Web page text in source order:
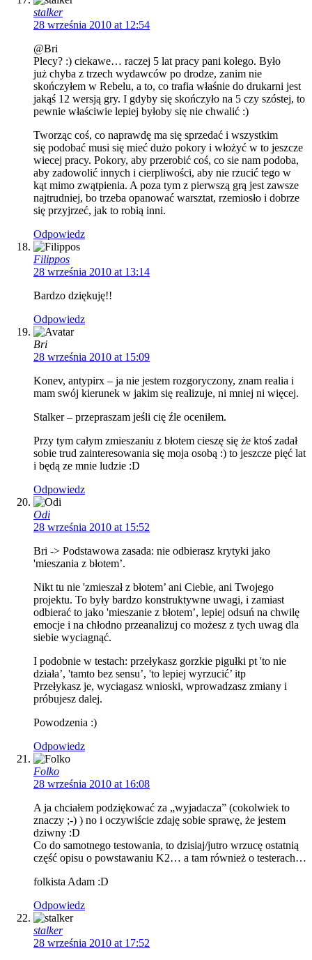
stalker
28 września 2010 at 12:54
@Bri
Plecy? :) ciekawe… raczej 5 lat pracy pani kolego. Było
już chyba z trzech wydawców po drodze, zanim nie
skończyłem w Rebelu, a to, co trafia właśnie do drukarni jest
jakąś 12 wersją gry. I gdyby się skończyło na 5 czy szóstej, to
pewnie właściwie lepiej byłoby się nie chwalić :)
Tworząc coś, co naprawdę ma się sprzedać i wszystkim
się podobać musi się mieć dużo pokory i włożyć w to jeszcze
wiecej pracy. Pokory, aby przerobić coś, co sie nam podoba,
aby zadowolić innych i cierpliwości, aby nie rzucić tego w
kąt mimo zwątpienia. A poza tym z pierwszą grą jest zawsze
najtrudniej, bo trzeba opanować warsztat, rzemiosło i dobrze
się przyjrzeć, jak to robią inni.
Odpowiedz
Filippos
28 września 2010 at 13:14
Bardzo dziękuję!!
Odpowiedz
Bri
28 września 2010 at 15:09
Konev, antypirx – ja nie jestem rozgoryczony, znam realia i
mam swój kierunek w jakim się realizuje, ni mniej ni więcej.
Stalker – przepraszam jeśli cię źle oceniłem.
Przy tym całym zmieszaniu z błotem cieszę się że ktoś zadał
sobie trud zainteresowania się moja osobą :) to jeszcze pięć lat
i będą ze mnie ludzie :D
Odpowiedz
Odi
28 września 2010 at 15:52
Bri -> Podstawowa zasada: nie odbierasz krytyki jako
'mieszania z błotem’.
Nikt tu nie 'zmieszał z błotem’ ani Ciebie, ani Twojego
projektu. To były bardzo konstruktywne uwagi, i zamiast
odbierać to jako 'mieszanie z błotem’, lepiej odsuń na chwilę
emocje i na chłodno przeanalizuj co możesz z tych uwag dla
siebie wyciagnąć.
I podobnie w testach: przełykasz gorzkie pigułki pt 'to nie
działa’, 'tamto bez sensu’, 'to lepiej wyrzucić’ itp
Przełykasz je, wyciagasz wnioski, wprowadzasz zmiany i
próbujesz dalej.
Powodzenia :)
Odpowiedz
Folko
28 września 2010 at 16:08
A ja chciałem podziękować za „wyjadacza” (cokolwiek to
znaczy ;-) ) no i oczywiście zdaję sobie sprawę, że jestem
dziwny :D
Co do samotnego testowania, to dzisiaj/jutro wrzucę ostatnią
część opisu o powstawaniu K2… a tam również o testerach…
folkista Adam :D
Odpowiedz
stalker
28 września 2010 at 17:52